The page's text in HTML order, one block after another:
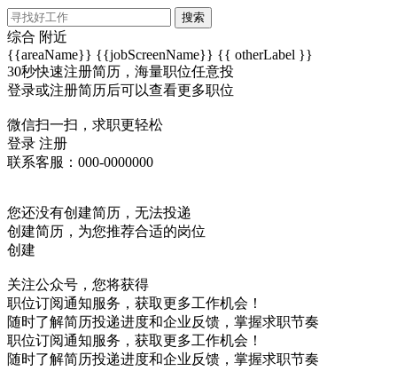
搜索
综合 附近
{{areaName}} {{jobScreenName}} {{ otherLabel }}
30秒快速注册简历，海量职位任意投
登录或注册简历后可以查看更多职位
微信扫一扫，求职更轻松
登录 注册
联系客服：000-0000000
您还没有创建简历，无法投递
创建简历，为您推荐合适的岗位
创建
关注公众号，您将获得
职位订阅通知服务，获取更多工作机会！
随时了解简历投递进度和企业反馈，掌握求职节奏
职位订阅通知服务，获取更多工作机会！
随时了解简历投递进度和企业反馈，掌握求职节奏